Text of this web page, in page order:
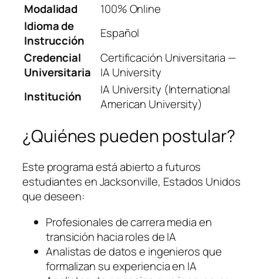
Modalidad
100% Online
Idioma de
Instrucción
Español
Credencial
Universitaria
Certificación Universitaria —
IA University
Institución
IA University (International
American University)
¿Quiénes pueden postular?
Este programa está abierto a futuros
estudiantes en Jacksonville, Estados Unidos
que deseen:
Profesionales de carrera media en
transición hacia roles de IA
Analistas de datos e ingenieros que
formalizan su experiencia en IA